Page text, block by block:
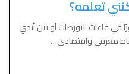
تعلمه؟
في قاعات البورصات أو بين أيدي
معرفي واقتصادي…